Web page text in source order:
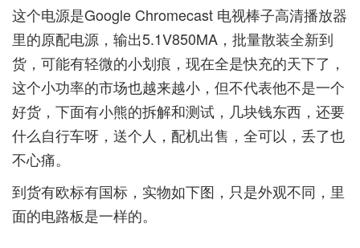
这个电源是Google Chromecast 电视棒子高清播放器
里的原配电源，输出5.1V850MA，批量散装全新到
货，可能有轻微的小划痕，现在全是快充的天下了，
这个小功率的市场也越来越小，但不代表他不是一个
好货，下面有小熊的拆解和测试，几块钱东西，还要
什么自行车呀，送个人，配机出售，全可以，丢了也
不心痛。
到货有欧标有国标，实物如下图，只是外观不同，里
面的电路板是一样的。